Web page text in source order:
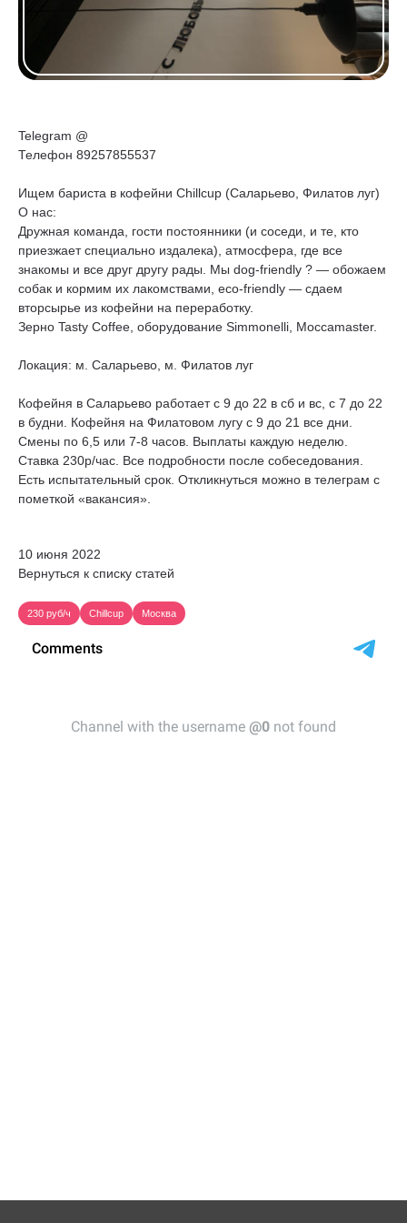
Telegram @
Телефон 89257855537
Ищем бариста в кофейни Chillcup (Саларьево, Филатов луг)
О нас:
Дружная команда, гости постоянники (и соседи, и те, кто
приезжает специально издалека), атмосфера, где все
знакомы и все друг другу рады. Мы dog-friendly ? — обожаем
собак и кормим их лакомствами, eco-friendly — сдаем
вторсырье из кофейни на переработку.
Зерно Tasty Coffee, оборудование Simmonelli, Moccamaster.
Локация: м. Саларьево, м. Филатов луг
Кофейня в Саларьево работает с 9 до 22 в сб и вс, с 7 до 22
в будни. Кофейня на Филатовом лугу с 9 до 21 все дни.
Смены по 6,5 или 7-8 часов. Выплаты каждую неделю.
Ставка 230р/час. Все подробности после собеседования.
Есть испытательный срок. Откликнуться можно в телеграм с
пометкой «вакансия».
10 июня 2022
Вернуться к списку статей
230 руб/ч Chillcup Москва